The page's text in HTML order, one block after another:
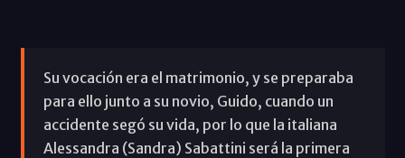
Su vocación era el matrimonio, y se preparaba
para ello junto a su novio, Guido, cuando un
accidente segó su vida, por lo que la italiana
Alessandra (Sandra) Sabattini será la primera